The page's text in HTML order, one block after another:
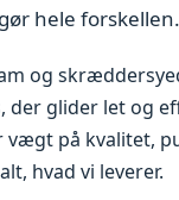
hele forskellen.
og
der glider let og
på kvalitet,
hvad vi leverer.